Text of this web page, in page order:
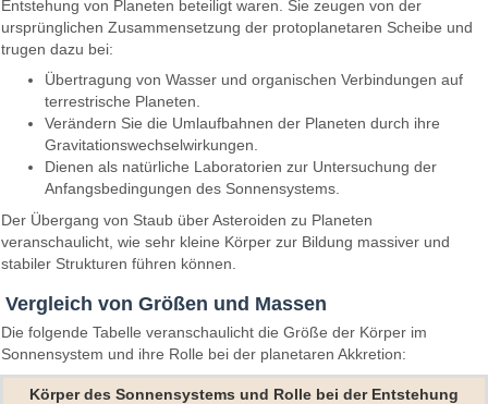
Entstehung von Planeten beteiligt waren. Sie zeugen von der
ursprünglichen Zusammensetzung der protoplanetaren Scheibe und
trugen dazu bei:
Übertragung von Wasser und organischen Verbindungen auf
terrestrische Planeten.
Verändern Sie die Umlaufbahnen der Planeten durch ihre
Gravitationswechselwirkungen.
Dienen als natürliche Laboratorien zur Untersuchung der
Anfangsbedingungen des Sonnensystems.
Der Übergang von Staub über Asteroiden zu Planeten
veranschaulicht, wie sehr kleine Körper zur Bildung massiver und
stabiler Strukturen führen können.
Vergleich von Größen und Massen
Die folgende Tabelle veranschaulicht die Größe der Körper im
Sonnensystem und ihre Rolle bei der planetaren Akkretion:
Körper des Sonnensystems und Rolle bei der Entstehung